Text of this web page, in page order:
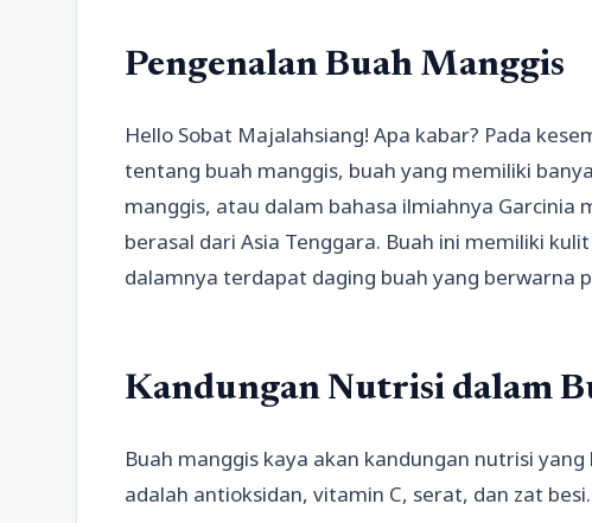
Pengenalan Buah Manggis
Hello Sobat Majalahsiang! Apa kabar? Pada
tentang buah manggis, buah yang memiliki
manggis, atau dalam bahasa ilmiahnya Garcinia
berasal dari Asia Tenggara. Buah ini memiliki
dalamnya terdapat daging buah yang berwarna
Kandungan Nutrisi dalam
Buah manggis kaya akan kandungan nutrisi
adalah antioksidan, vitamin C, serat, dan zat